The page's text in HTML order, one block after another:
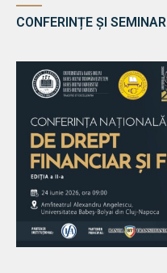
CONFERINȚE ȘI SEMINARII